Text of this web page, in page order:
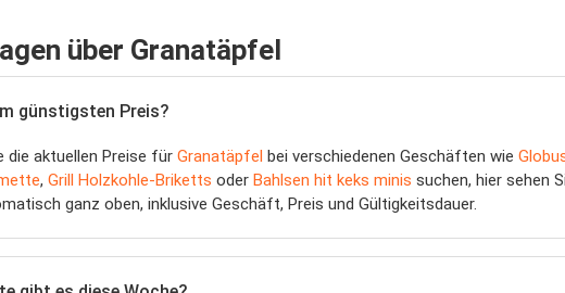
über Granatäpfel
günstigsten Preis?
die aktuellen Preise für Granatäpfel bei verschiedenen Geschäften wie
, Grill Holzkohle-Briketts oder Bahlsen hit keks minis suchen, hier sehen
ganz oben, inklusive Geschäft, Preis und Gültigkeitsdauer.